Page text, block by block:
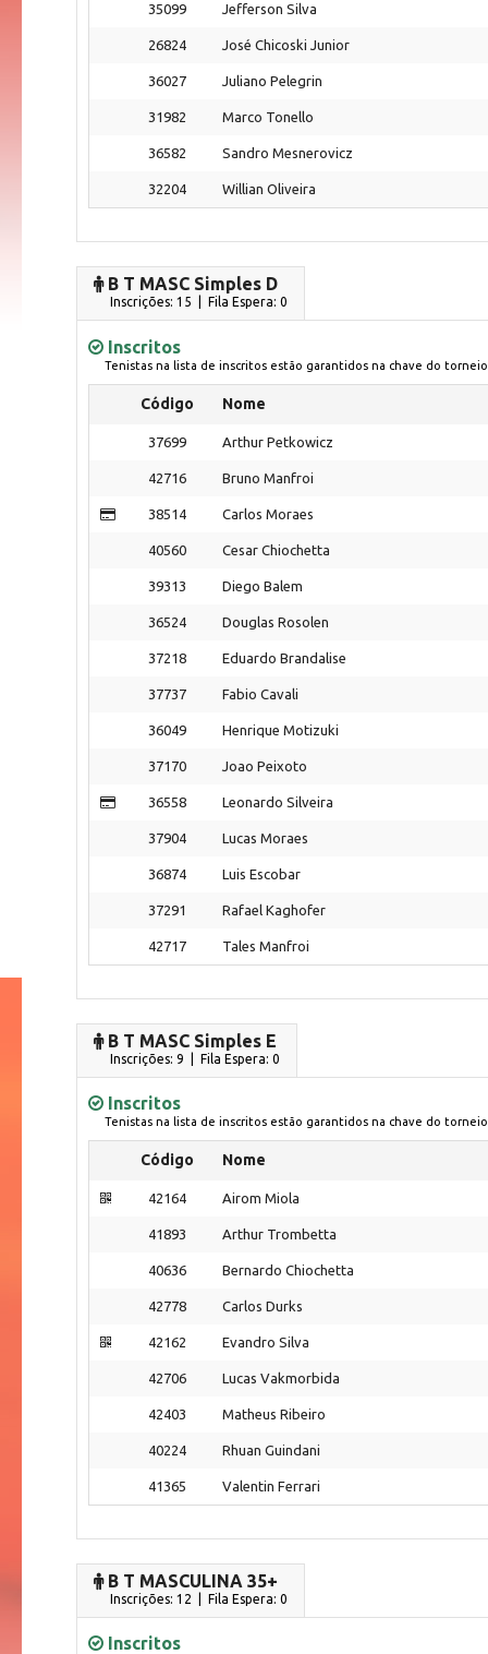
35099 Jefferson Silva
26824 José Chicoski Junior
36027 Juliano Pelegrin
31982 Marco Tonello
36582 Sandro Mesnerovicz
32204 Willian Oliveira
B T MASC Simples D
Inscrições: 15 | Fila Espera: 0
Inscritos
Tenistas na lista de inscritos estão garantidos na chave do torneio
Código Nome
37699 Arthur Petkowicz
42716 Bruno Manfroi
38514 Carlos Moraes
40560 Cesar Chiochetta
39313 Diego Balem
36524 Douglas Rosolen
37218 Eduardo Brandalise
37737 Fabio Cavali
36049 Henrique Motizuki
37170 Joao Peixoto
36558 Leonardo Silveira
37904 Lucas Moraes
36874 Luis Escobar
37291 Rafael Kaghofer
42717 Tales Manfroi
B T MASC Simples E
Inscrições: 9 | Fila Espera: 0
Inscritos
Tenistas na lista de inscritos estão garantidos na chave do torneio
Código Nome
42164 Airom Miola
41893 Arthur Trombetta
40636 Bernardo Chiochetta
42778 Carlos Durks
42162 Evandro Silva
42706 Lucas Vakmorbida
42403 Matheus Ribeiro
40224 Rhuan Guindani
41365 Valentin Ferrari
B T MASCULINA 35+
Inscrições: 12 | Fila Espera: 0
Inscritos